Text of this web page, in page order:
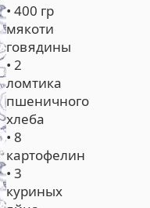
• 400 гр
мякоти
говядины
• 2
ломтика
пшеничного
хлеба
• 8
картофелин
• 3
куриных